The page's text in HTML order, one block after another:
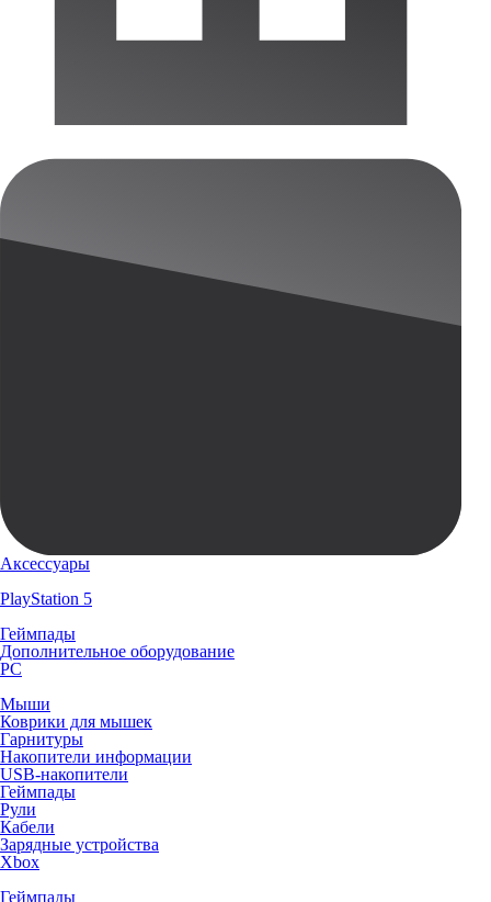
Аксессуары
PlayStation 5
Геймпады
Дополнительное оборудование
PC
Мыши
Коврики для мышек
Гарнитуры
Накопители информации
USB-накопители
Геймпады
Рули
Кабели
Зарядные устройства
Xbox
Геймпады